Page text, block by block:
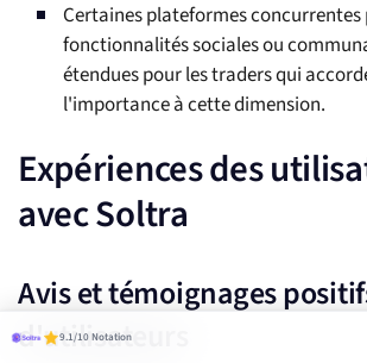
Certaines plateformes
fonctionnalités sociales ou
étendues pour les traders qui
l'importance à cette dimension.
Expériences des
avec Soltra
Avis et témoignages
d'utilisateurs
9.1/10 Notation